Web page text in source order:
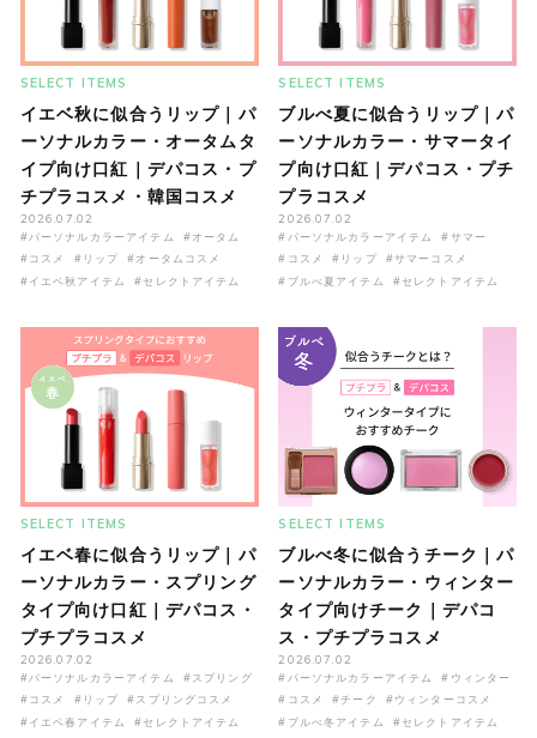
SELECT ITEMS
イエベ秋に似合うリップ｜パ
ーソナルカラー・オータムタ
イプ向け口紅｜デパコス・プ
チプラコスメ・韓国コスメ
2026.07.02
#パーソナルカラーアイテム
#オータム
#コスメ
#リップ
#オータムコスメ
#イエベ秋アイテム
#セレクトアイテム
SELECT ITEMS
ブルべ夏に似合うリップ｜パ
ーソナルカラー・サマータイ
プ向け口紅｜デパコス・プチ
プラコスメ
2026.07.02
#パーソナルカラーアイテム
#サマー
#コスメ
#リップ
#サマーコスメ
#ブルべ夏アイテム
#セレクトアイテム
SELECT ITEMS
イエベ春に似合うリップ｜パ
ーソナルカラー・スプリング
タイプ向け口紅｜デパコス・
プチプラコスメ
2026.07.02
#パーソナルカラーアイテム
#スプリング
#コスメ
#リップ
#スプリングコスメ
#イエベ春アイテム
#セレクトアイテム
SELECT ITEMS
ブルべ冬に似合うチーク｜パ
ーソナルカラー・ウィンター
タイプ向けチーク｜デパコ
ス・プチプラコスメ
2026.07.02
#パーソナルカラーアイテム
#ウィンター
#コスメ
#チーク
#ウィンターコスメ
#ブルべ冬アイテム
#セレクトアイテム